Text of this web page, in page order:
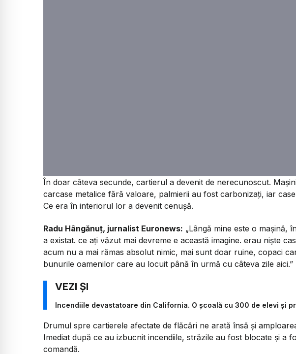
În doar câteva secunde, cartierul a devenit de nerecunoscut.
carcase metalice fără valoare, palmierii au fost carbonizați, iar
Ce era în interiorul lor a devenit cenușă.
Radu Hângănuț, jurnalist Euronews: „Lângă mine este o mașină,
a existat. ce ați văzut mai devreme e această imagine. erau niște
acum nu a mai rămas absolut nimic, mai sunt doar ruine, copaci
bunurile oamenilor care au locuit până în urmă cu câteva zile aici.”
Incendiile devastatoare din California. O școală cu 300 de elevi și
Drumul spre cartierele afectate de flăcări ne arată însă și
Imediat după ce au izbucnit incendiile, străzile au fost blocate și a
comandă.